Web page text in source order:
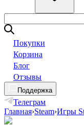
Покупки
Корзина
Блог
Отзывы
Поддержка
Телеграм
Главная›Steam›Игры